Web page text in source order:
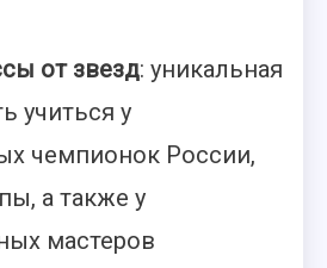
от звезд: уникальная
учиться у
чемпионок России,
а также у
мастеров